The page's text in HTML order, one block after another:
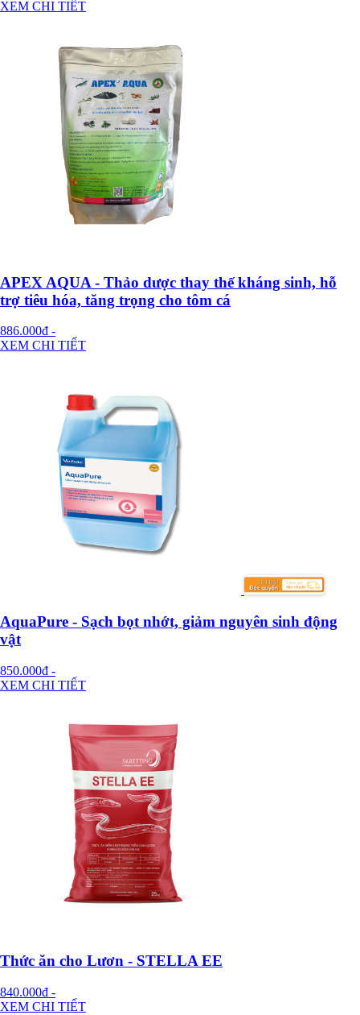
XEM CHI TIẾT
APEX AQUA - Thảo dược thay thế kháng sinh, hỗ
trợ tiêu hóa, tăng trọng cho tôm cá
886.000đ -
XEM CHI TIẾT
AquaPure - Sạch bọt nhớt, giảm nguyên sinh động
vật
850.000đ -
XEM CHI TIẾT
Thức ăn cho Lươn - STELLA EE
840.000đ -
XEM CHI TIẾT